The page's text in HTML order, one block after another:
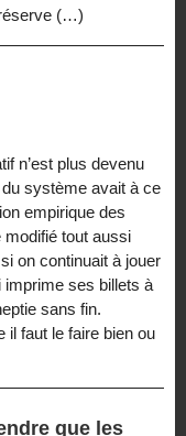
(…)
n’est plus devenu
système avait à ce
empirique des
modifié tout aussi
on continuait à jouer
imprime ses billets à
sans fin.
il faut le faire bien ou
que les